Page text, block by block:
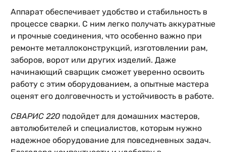
Аппарат обеспечивает удобство и стабильность в
процессе сварки. С ним легко получать аккуратные
и прочные соединения, что особенно важно при
ремонте металлоконструкций, изготовлении рам,
заборов, ворот или других изделий. Даже
начинающий сварщик сможет уверенно освоить
работу с этим оборудованием, а опытные мастера
оценят его долговечность и устойчивость в работе.
СВАРИС 220 подойдет для домашних мастеров,
автолюбителей и специалистов, которым нужно
надежное оборудование для повседневных задач.